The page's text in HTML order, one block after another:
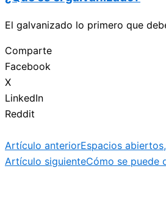
El galvanizado lo primero que
Comparte
Facebook
X
LinkedIn
Reddit
Artículo anteriorEspacios
Artículo siguienteCómo se puede